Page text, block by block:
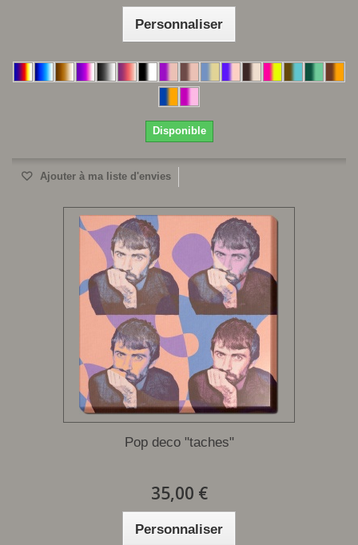
Personnaliser
Disponible
Ajouter à ma liste d'envies
Pop deco "taches"
35,00 €
Personnaliser